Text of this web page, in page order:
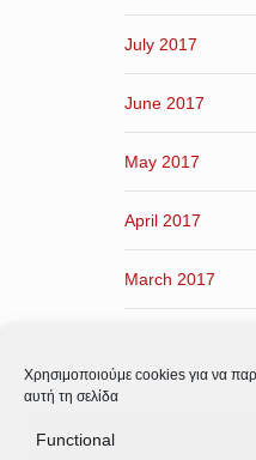
Χρησιμοποιούμε cookies για να
αυτή τη σελίδα
Functional
July 2017
June 2017
May 2017
April 2017
March 2017